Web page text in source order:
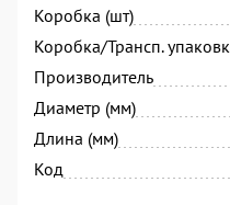
Коробка (шт)
Коробка/Трансп.
Производитель
Диаметр (мм)
Длина (мм)
Код